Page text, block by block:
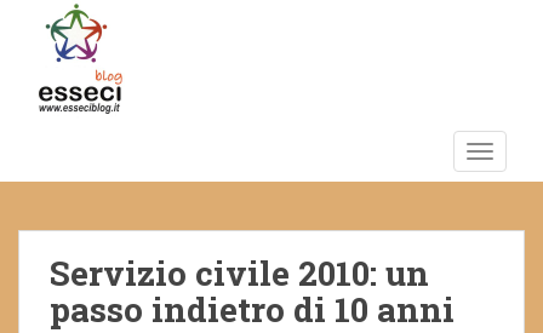
m
Servizio civile 2010: un
passo indietro di 10 anni